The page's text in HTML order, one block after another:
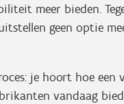
meer bieden.
geen optie
je hoort hoe een
vandaag